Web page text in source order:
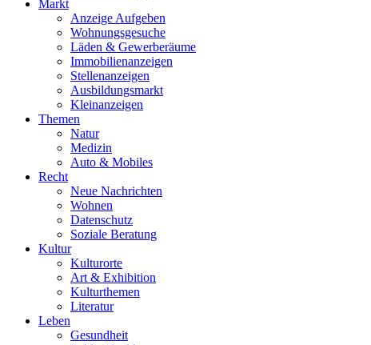
Markt
Anzeige Aufgeben
Wohnungsgesuche
Läden & Gewerberäume
Immobilienanzeigen
Stellenanzeigen
Ausbildungsmarkt
Kleinanzeigen
Themen
Natur
Medizin
Auto & Mobiles
Recht
Neue Nachrichten
Wohnen
Datenschutz
Soziale Beratung
Kultur
Kulturorte
Art & Exhibition
Kulturthemen
Literatur
Leben
Gesundheit